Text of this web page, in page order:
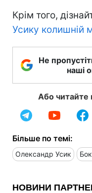
Крім того,
Усику колишній
Не
наші
Або читайте
Більше по темі:
Олександр Усик